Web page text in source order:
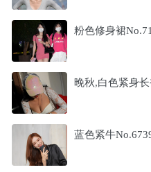
粉色修身裙
晚秋,白色紧身
蓝色紧牛